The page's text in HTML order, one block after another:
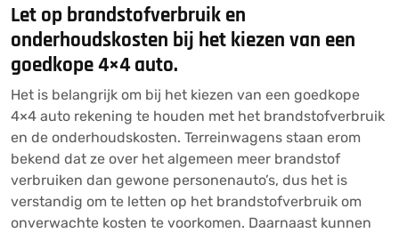
Let op brandstofverbruik en
onderhoudskosten bij het kiezen van een
goedkope 4×4 auto.
Het is belangrijk om bij het kiezen van een goedkope
4×4 auto rekening te houden met het brandstofverbruik
en de onderhoudskosten. Terreinwagens staan erom
bekend dat ze over het algemeen meer brandstof
verbruiken dan gewone personenauto’s, dus het is
verstandig om te letten op het brandstofverbruik om
onverwachte kosten te voorkomen. Daarnaast kunnen